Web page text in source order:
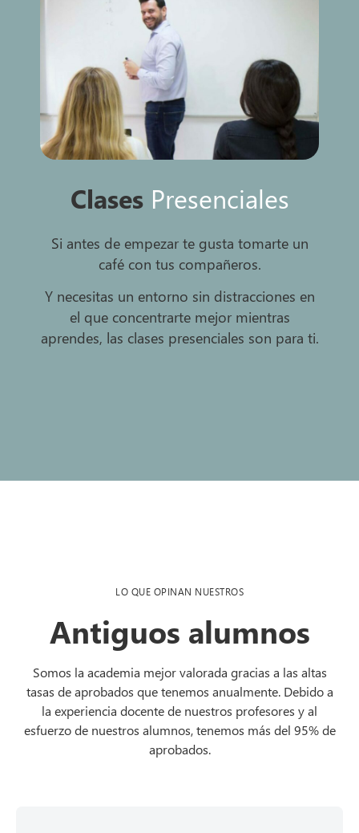
Clases Presenciales
Si antes de empezar te gusta tomarte un
café con tus compañeros.
Y necesitas un entorno sin distracciones en
el que concentrarte mejor mientras
aprendes, las clases presenciales son para ti.
LO QUE OPINAN NUESTROS
Antiguos alumnos
Somos la academia mejor valorada gracias a las altas
tasas de aprobados que tenemos anualmente. Debido a
la experiencia docente de nuestros profesores y al
esfuerzo de nuestros alumnos, tenemos más del 95% de
aprobados.